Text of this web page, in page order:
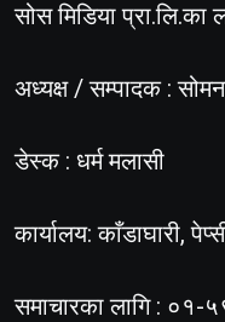
सोस मिडिया प्रा.लि.का
अध्यक्ष / सम्पादक :
डेस्क : धर्म मलासी
कार्यालय: काँडाघारी,
समाचारका लागि :